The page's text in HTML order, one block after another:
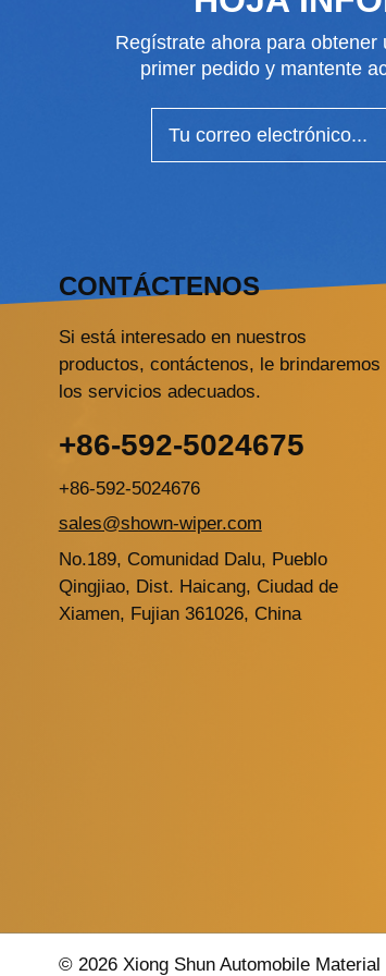
Regístrate ahora para obtener
primer pedido y mantente
CONTÁCTENOS
Si está interesado en nuestros
productos, contáctenos, le brindaremos
los servicios adecuados.
+86-592-5024675
+86-592-5024676
sales@shown-wiper.com
No.189, Comunidad Dalu, Pueblo
Qingjiao, Dist. Haicang, Ciudad de
Xiamen, Fujian 361026, China
© 2026 Xiong Shun Automobile